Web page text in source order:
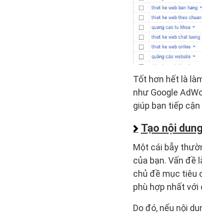
Tốt hơn hết là
như Google
giúp bạn tiếp
Tạo nội
Một cái bẫy
của bạn. Vấn đề
chủ đề mục tiêu
phù hợp nhất
Do đó, nếu nội